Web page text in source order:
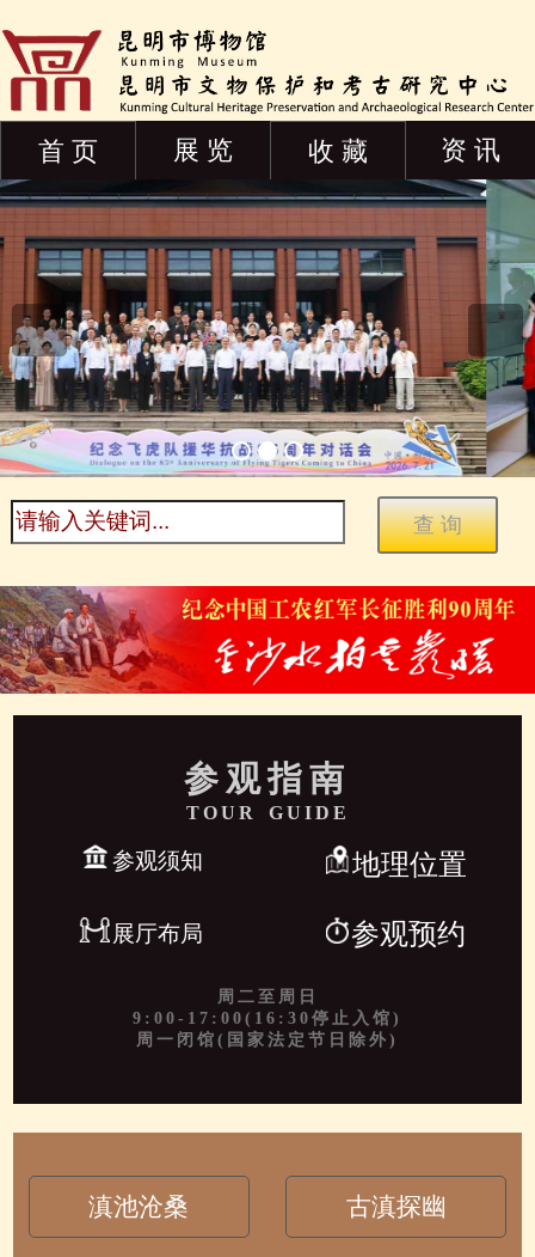
首 页 展 览 收 藏 资 讯
参观指南
TOUR GUIDE
参观须知 地理位置
展厅布局 参观预约
周二至周日
9:00-17:00(16:30停止入馆)
周一闭馆(国家法定节日除外)
滇池沧桑 古滇探幽